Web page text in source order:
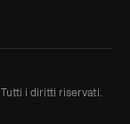
Tutti i diritti riservati.